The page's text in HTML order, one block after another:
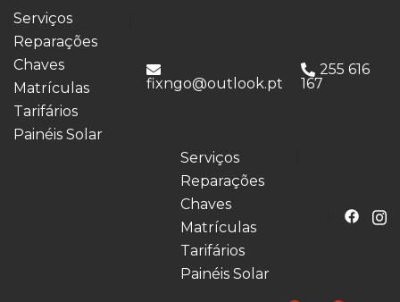
Serviços
Reparações
Chaves
Matrículas
Tarifários
Painéis Solar
fixngo@outlook.pt
255 616
167
Serviços
Reparações
Chaves
Matrículas
Tarifários
Painéis Solar